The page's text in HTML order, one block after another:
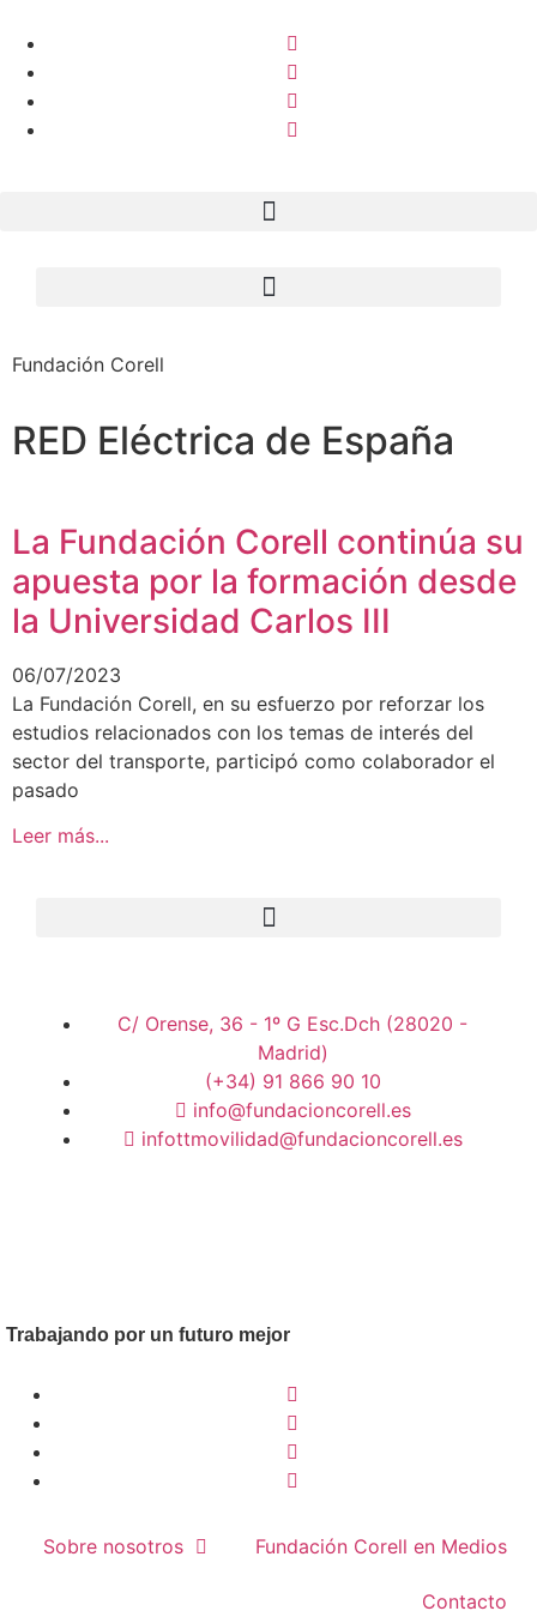
Fundación Corell
RED Eléctrica de España
La Fundación Corell continúa su
apuesta por la formación desde
la Universidad Carlos III
06/07/2023
La Fundación Corell, en su esfuerzo por reforzar los
estudios relacionados con los temas de interés del
sector del transporte, participó como colaborador el
pasado
Leer más...
C/ Orense, 36 - 1º G Esc.Dch (28020 -
Madrid)
(+34) 91 866 90 10
info@fundacioncorell.es
infottmovilidad@fundacioncorell.es
Trabajando por un futuro mejor
Sobre nosotros Fundación Corell en Medios
Contacto